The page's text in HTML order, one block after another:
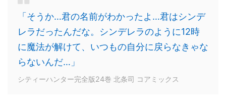
「そうか…君の名前がわかったよ…君はシンデ
レラだったんだな。シンデレラのように12時
に魔法が解けて、いつもの自分に戻らなきゃな
らないんだ…」
シティーハンター完全版24巻 北条司 コアミックス